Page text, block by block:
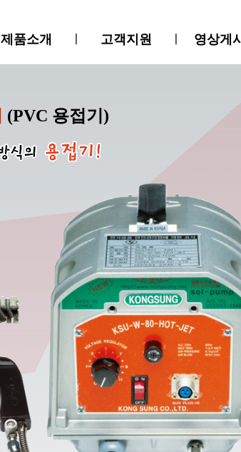
제품소개 고객지원 영상게
(PVC 용접기)